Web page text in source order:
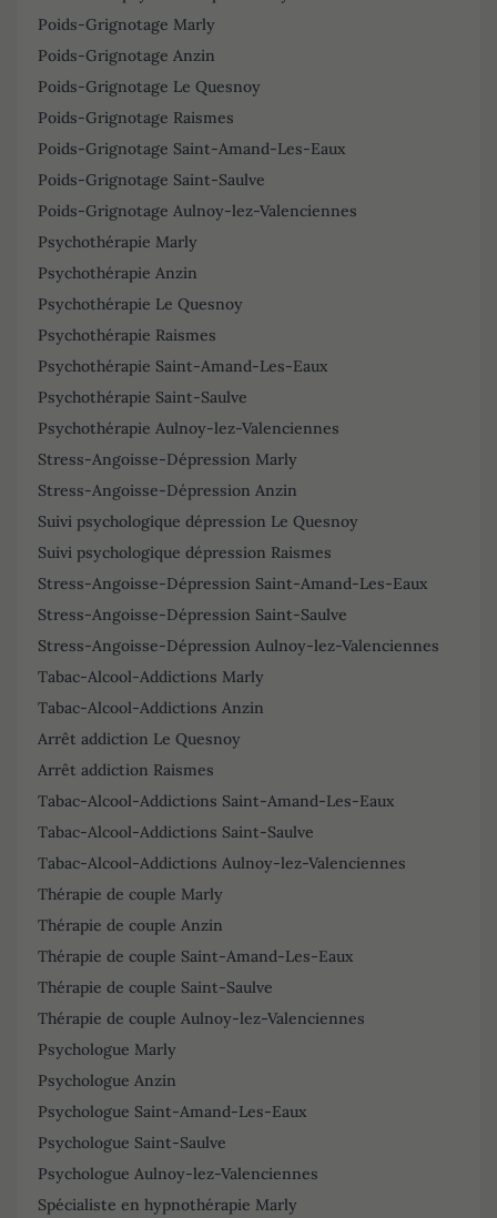
Poids-Grignotage Marly
Poids-Grignotage Anzin
Poids-Grignotage Le Quesnoy
Poids-Grignotage Raismes
Poids-Grignotage Saint-Amand-Les-Eaux
Poids-Grignotage Saint-Saulve
Poids-Grignotage Aulnoy-lez-Valenciennes
Psychothérapie Marly
Psychothérapie Anzin
Psychothérapie Le Quesnoy
Psychothérapie Raismes
Psychothérapie Saint-Amand-Les-Eaux
Psychothérapie Saint-Saulve
Psychothérapie Aulnoy-lez-Valenciennes
Stress-Angoisse-Dépression Marly
Stress-Angoisse-Dépression Anzin
Suivi psychologique dépression Le Quesnoy
Suivi psychologique dépression Raismes
Stress-Angoisse-Dépression Saint-Amand-Les-Eaux
Stress-Angoisse-Dépression Saint-Saulve
Stress-Angoisse-Dépression Aulnoy-lez-Valenciennes
Tabac-Alcool-Addictions Marly
Tabac-Alcool-Addictions Anzin
Arrêt addiction Le Quesnoy
Arrêt addiction Raismes
Tabac-Alcool-Addictions Saint-Amand-Les-Eaux
Tabac-Alcool-Addictions Saint-Saulve
Tabac-Alcool-Addictions Aulnoy-lez-Valenciennes
Thérapie de couple Marly
Thérapie de couple Anzin
Thérapie de couple Saint-Amand-Les-Eaux
Thérapie de couple Saint-Saulve
Thérapie de couple Aulnoy-lez-Valenciennes
Psychologue Marly
Psychologue Anzin
Psychologue Saint-Amand-Les-Eaux
Psychologue Saint-Saulve
Psychologue Aulnoy-lez-Valenciennes
Spécialiste en hypnothérapie Marly